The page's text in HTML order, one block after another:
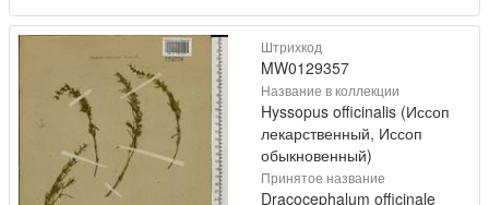
Штрихкод
MW0129357
Название в коллекции
Hyssopus officinalis (Иссоп
лекарственный, Иссоп
обыкновенный)
Принятое название
Dracocephalum officinale